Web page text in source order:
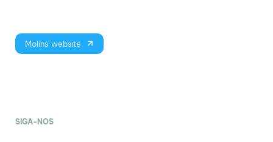
Molins' website
SIGA-NOS